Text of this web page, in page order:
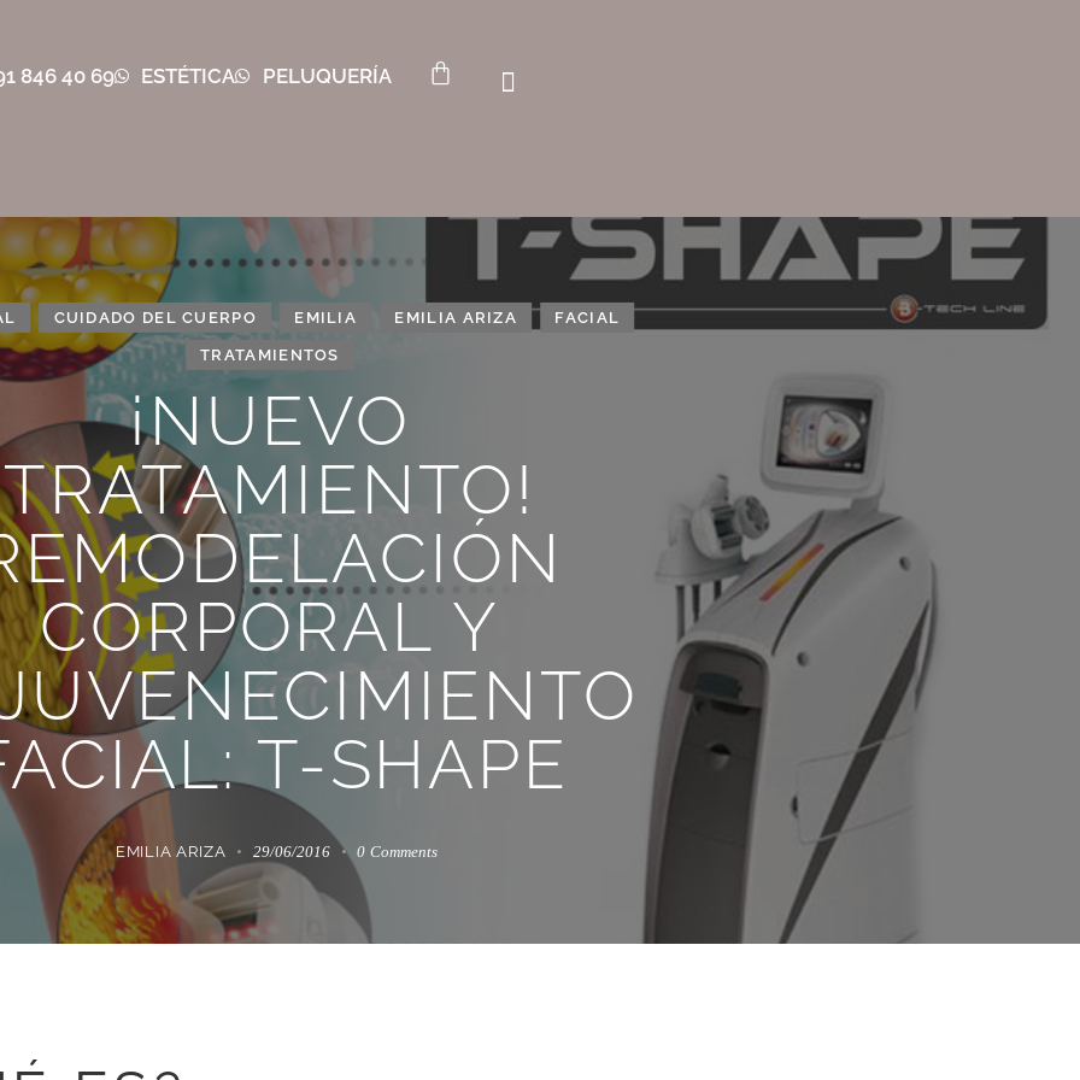
846 40 69 ESTÉTICA PELUQUERÍA
CUIDADO DEL CUERPO EMILIA EMILIA ARIZA FACIAL
TRATAMIENTOS
¡NUEVO
TRATAMIENTO!
CORPORAL Y
T-SHAPE
EMILIA ARIZA 29/06/2016 0 Comments